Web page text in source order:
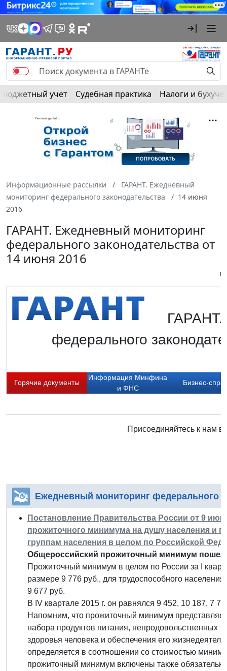
Бюджетный учет Судебная практика Налоги и
Информационные рассылки
ГАРАНТ. Ежедневный
мониторинг федерального законодательства
14 июня
2016
ГАРАНТ. Ежедневный мониторинг
федерального законодательства от
14 июня 2016
ГАРАНТ.
федерального
Горячие документы
Информация Минфина
и ФНС
Бизнес-
Присоединяйтесь к нам в:
Ежедневный мониторинг федерального
Постановление Правительства России от 9
прожиточного минимума на душу населения и
группам населения в целом по Российской
Общероссийский прожиточный минимум пошел
Прожиточный минимум в целом по России за I
размере 9 776 руб., для трудоспособного
9 677 руб.
В IV квартале 2015 г. он равнялся 9 452, 10 187, 7
Напомним, что прожиточный минимум
набора продуктов питания, непродовольственных
здоровья человека и обеспечения его
определяется в соотношении со стоимостью
прожиточный минимум включены также